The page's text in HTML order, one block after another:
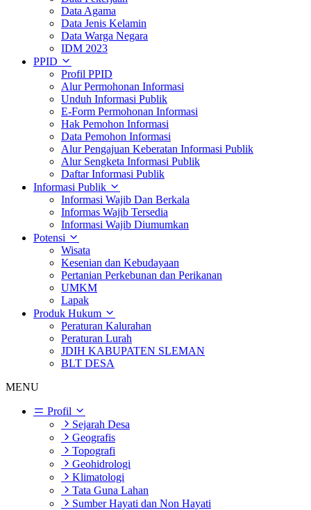
Data Agama
Data Jenis Kelamin
Data Warga Negara
IDM 2023
PPID
Profil PPID
Alur Permohonan Informasi
Unduh Informasi Publik
E-Form Permohonan Informasi
Hak Pemohon Informasi
Data Pemohon Informasi
Alur Pengajuan Keberatan Informasi Publik
Alur Sengketa Informasi Publik
Daftar Informasi Publik
Informasi Publik
Informasi Wajib Dan Berkala
Informas Wajib Tersedia
Informasi Wajib Diumumkan
Potensi
Wisata
Kesenian dan Kebudayaan
Pertanian Perkebunan dan Perikanan
UMKM
Lapak
Produk Hukum
Peraturan Kalurahan
Peraturan Lurah
JDIH KABUPATEN SLEMAN
BLT DESA
MENU
Profil
Sejarah Desa
Geografis
Topografi
Geohidrologi
Klimatologi
Tata Guna Lahan
Sumber Hayati dan Non Hayati